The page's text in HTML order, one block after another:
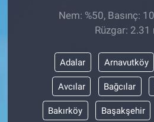
Nem: %50, Basınç:
Rüzgar:
Adalar Arnavutköy
Avcılar Bağcılar
Bakırköy Başakşehir